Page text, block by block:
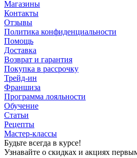
Магазины
Контакты
Отзывы
Политика конфиденциальности
Помощь
Доставка
Возврат и гарантия
Покупка в рассрочку
Трейд-ин
Франшиза
Программа лояльности
Обучение
Статьи
Рецепты
Мастер-классы
Будьте всегда в курсе!
Узнавайте о скидках и акциях